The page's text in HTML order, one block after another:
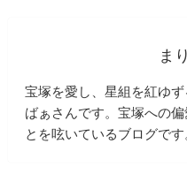
ま
宝塚を愛し、星組を紅ゆ
ばぁさんです。宝塚への
とを呟いているブログです